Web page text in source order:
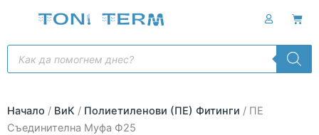
content
Cart
Products
search
Начало / ВиК / Полиетиленови (ПЕ) Фитинги / ПЕ
Съединителна Муфа Ф25